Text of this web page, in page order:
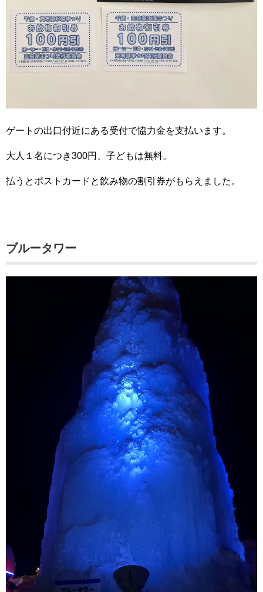
ゲートの出口付近にある受付で協力金を支払います。
大人１名につき300円、子どもは無料。
払うとポストカードと飲み物の割引券がもらえました。
ブルータワー